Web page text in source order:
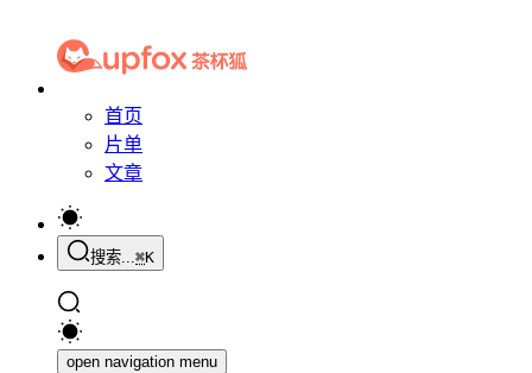
首页
片单
文章
搜索...⌘K
open navigation menu